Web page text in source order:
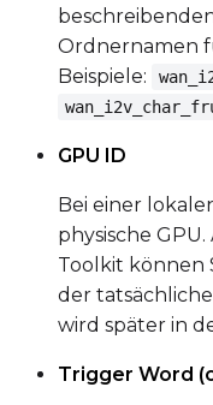
Ordnernamen
Beispiele:
GPU ID
Bei einer
physische
Toolkit können
der
wird später in
Trigger Word